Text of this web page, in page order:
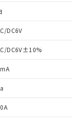
DC6V
DC6V±10%
意のうえ
標準価格
もので
質）の非含
定のある
10物質）の
品を出す予
10物質）の
確認中の
物で、有
す。
国RoHSの
す。